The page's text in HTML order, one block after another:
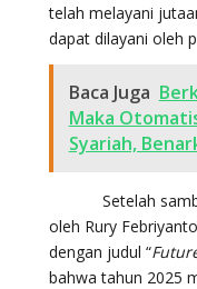
telah melayani
dapat dilayani oleh
Baca Juga
Maka
Syariah,
Setelah
oleh Rury
dengan judul “
bahwa tahun 2025